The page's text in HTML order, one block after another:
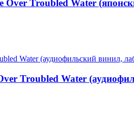
Troubled Water
Troubled Water